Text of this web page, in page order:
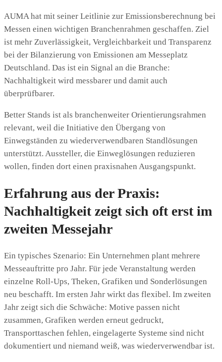
AUMA hat mit seiner Leitlinie zur Emissionsberechnung bei
Messen einen wichtigen Branchenrahmen geschaffen. Ziel
ist mehr Zuverlässigkeit, Vergleichbarkeit und Transparenz
bei der Bilanzierung von Emissionen am Messeplatz
Deutschland. Das ist ein Signal an die Branche:
Nachhaltigkeit wird messbarer und damit auch
überprüfbarer.
Better Stands ist als branchenweiter Orientierungsrahmen
relevant, weil die Initiative den Übergang von
Einwegständen zu wiederverwendbaren Standlösungen
unterstützt. Aussteller, die Einweglösungen reduzieren
wollen, finden dort einen praxisnahen Ausgangspunkt.
Erfahrung aus der Praxis:
Nachhaltigkeit zeigt sich oft erst im
zweiten Messejahr
Ein typisches Szenario: Ein Unternehmen plant mehrere
Messeauftritte pro Jahr. Für jede Veranstaltung werden
einzelne Roll-Ups, Theken, Grafiken und Sonderlösungen
neu beschafft. Im ersten Jahr wirkt das flexibel. Im zweiten
Jahr zeigt sich die Schwäche: Motive passen nicht
zusammen, Grafiken werden erneut gedruckt,
Transporttaschen fehlen, eingelagerte Systeme sind nicht
dokumentiert und niemand weiß, was wiederverwendbar ist.